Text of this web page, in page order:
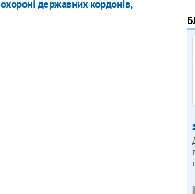
державних кордонів,